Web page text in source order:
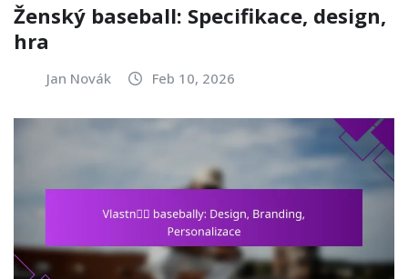
Ženský baseball: Specifikace, design,
hra
Jan Novák Feb 10, 2026